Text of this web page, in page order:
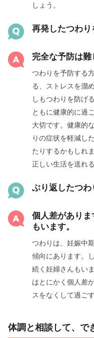
しょう。
再発したつわり
完全な予防は難
つわりを予防する
る、ストレスを溜
しもつわりを防げ
ともに健康的に過
大切です。健康的
りの症状を軽減し
たりするかもしれ
正しい生活を送れ
ぶり返したつわ
個人差があり
もいます。
つわりは、妊娠中
傾向にあります。
続く妊婦さんもい
はとにかく個人差
スをなくして過ご
体調と相談して、で